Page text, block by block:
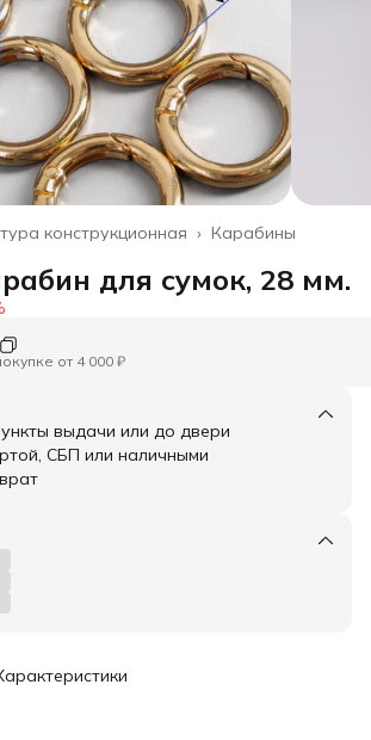
Карабины
конструкционная ›
для сумок, 28 мм.
от 4 000 ₽
выдачи или до двери
СБП или наличными